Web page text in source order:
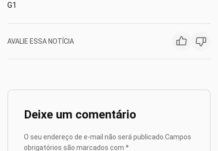
G1
AVALIE ESSA NOTÍCIA
Deixe um comentário
O seu endereço de e-mail não será publicado. Campos
obrigatórios são marcados com *